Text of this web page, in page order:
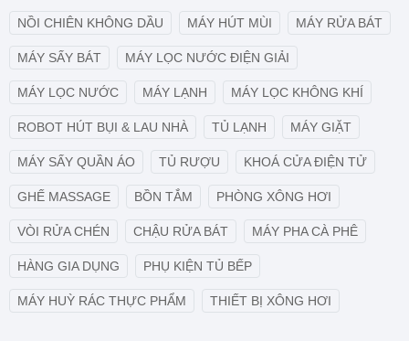
NỒI CHIÊN KHÔNG DẦU MÁY HÚT MÙI MÁY RỬA BÁT
MÁY SẤY BÁT MÁY LỌC NƯỚC ĐIỆN GIẢI
MÁY LỌC NƯỚC MÁY LẠNH MÁY LỌC KHÔNG KHÍ
ROBOT HÚT BỤI & LAU NHÀ TỦ LẠNH MÁY GIẶT
MÁY SẤY QUẦN ÁO TỦ RƯỢU KHOÁ CỬA ĐIỆN TỬ
GHẾ MASSAGE BỒN TẮM PHÒNG XÔNG HƠI
VÒI RỬA CHÉN CHẬU RỬA BÁT MÁY PHA CÀ PHÊ
HÀNG GIA DỤNG PHỤ KIỆN TỦ BẾP
MÁY HUỲ RÁC THỰC PHẨM THIẾT BỊ XÔNG HƠI